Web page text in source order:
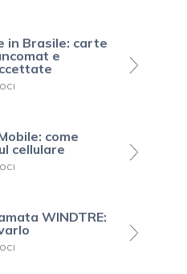
in Brasile: carte
e
come
cellulare
WINDTRE: